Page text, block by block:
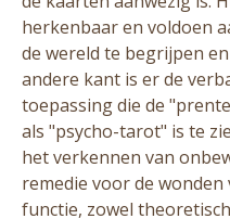
herkenbaar en voldoen
de wereld te begrijpen
andere kant is er de
toepassing die de
als "psycho-tarot" is te
het verkennen van
remedie voor de wonden
functie, zowel